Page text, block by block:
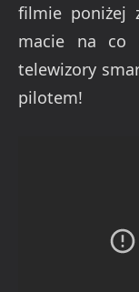
filmie poniżej
macie na co
telewizory
pilotem!